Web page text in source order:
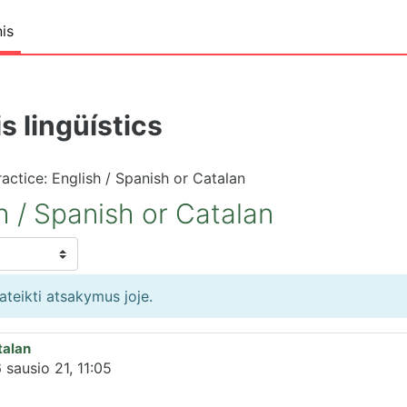
lingüístics
English / Spanish or Catalan
/ Spanish or Catalan
atsakymus joje.
21, 11:05